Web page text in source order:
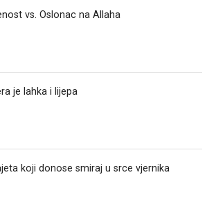
vs. Oslonac na Allaha
je lahka i lijepa
koji donose smiraj u srce vjernika